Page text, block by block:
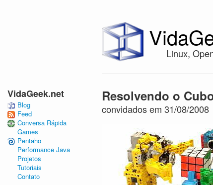
Linux,
Resolvendo o
convidados em 31/08/2008
VidaGeek.net
Blog
Feed
Conversa Rápida
Games
Pentaho
Performance Java
Projetos
Tutoriais
Contato